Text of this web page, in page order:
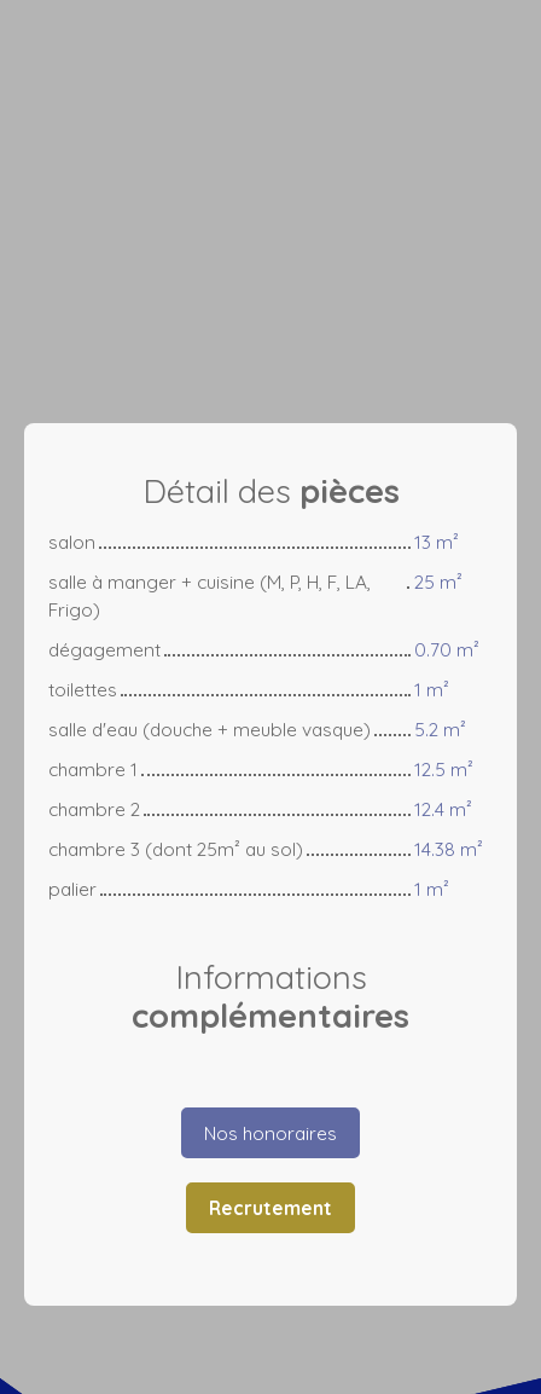
Détail des pièces
salon
13 m²
salle à manger + cuisine (M, P, H, F, LA,
Frigo)
25 m²
dégagement
0.70 m²
toilettes
1 m²
salle d'eau (douche + meuble vasque)
5.2 m²
chambre 1
12.5 m²
chambre 2
12.4 m²
chambre 3 (dont 25m² au sol)
14.38 m²
palier
1 m²
Informations
complémentaires
Nos honoraires
Recrutement